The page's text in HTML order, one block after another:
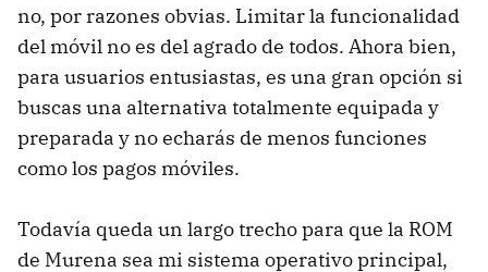
no, por razones obvias. Limitar la funcionalidad
del móvil no es del agrado de todos. Ahora bien,
para usuarios entusiastas, es una gran opción si
buscas una alternativa totalmente equipada y
preparada y no echarás de menos funciones
como los pagos móviles.
Todavía queda un largo trecho para que la ROM
de Murena sea mi sistema operativo principal,